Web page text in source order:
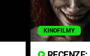
KINOFILMY